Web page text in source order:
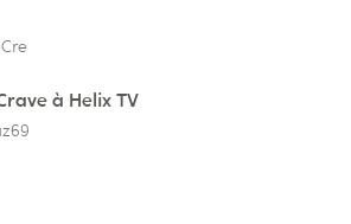
à Helix TV